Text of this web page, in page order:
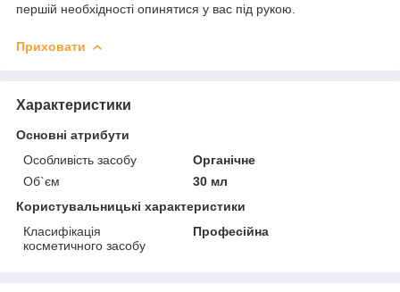
першій необхідності опинятися у вас під рукою.
Приховати
Характеристики
Основні атрибути
Особливість засобу
Органічне
Об`єм
30 мл
Користувальницькі характеристики
Класифікація
косметичного засобу
Професійна